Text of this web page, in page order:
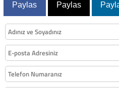
Paylas Paylas